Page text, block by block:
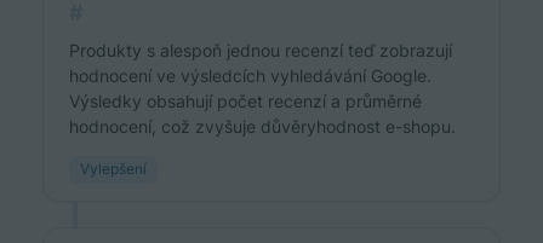
Produkty s alespoň jednou recenzí teď zobrazují
hodnocení ve výsledcích vyhledávání Google.
Výsledky obsahují počet recenzí a průměrné
hodnocení, což zvyšuje důvěryhodnost e-shopu.
Vylepšení